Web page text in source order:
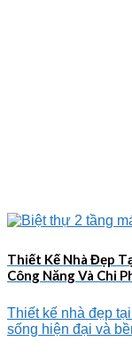
Thiết Kế Nhà Đẹp
Công Năng Và Chi
Thiết kế nhà đẹp
sống hiện đại và